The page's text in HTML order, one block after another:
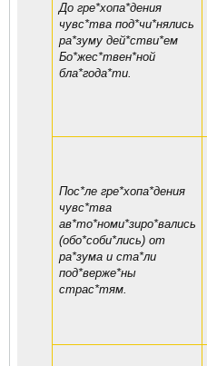
До гре*хопа*дения
чувс*тва под*чи*нялись
ра*зуму дей*стви*ем
Бо*жес*твен*ной
бла*года*ти.
Пос*ле гре*хопа*дения
чувс*тва
ав*то*номи*зиро*вались
(обо*соби*лись) от
ра*зума и ста*ли
под*верже*ны
страс*тям.